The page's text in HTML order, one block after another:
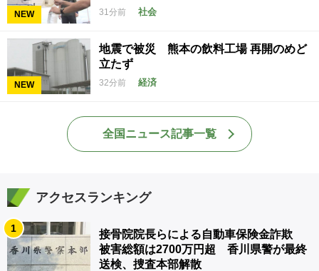
NEW 31分前 社会
NEW
地震で被災 熊本の飲料工場 再開のめど
立たず
32分前 経済
全国ニュース記事一覧
アクセスランキング
1
接骨院院長らによる自動車保険金詐欺
被害総額は2700万円超 香川県警が最終
送検、捜査本部解散